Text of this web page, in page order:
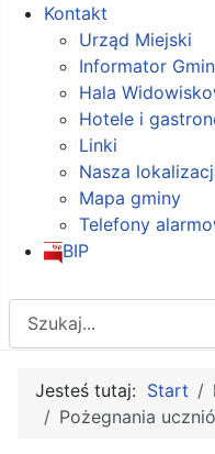
Kontakt
Urząd Miejski
Informator
Hala
Hotele i
Linki
Nasza
Mapa gminy
Telefony
BIP
Jesteś tutaj: Start
Pożegnania